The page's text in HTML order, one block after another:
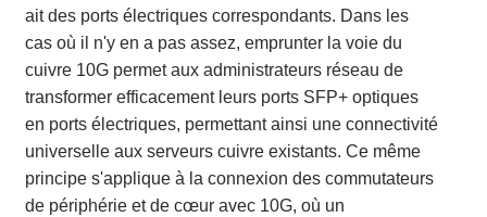
ait des ports électriques correspondants. Dans les
cas où il n'y en a pas assez, emprunter la voie du
cuivre 10G permet aux administrateurs réseau de
transformer efficacement leurs ports SFP+ optiques
en ports électriques, permettant ainsi une connectivité
universelle aux serveurs cuivre existants. Ce même
principe s'applique à la connexion des commutateurs
de périphérie et de cœur avec 10G, où un